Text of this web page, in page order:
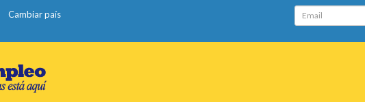
Cambiar país Email